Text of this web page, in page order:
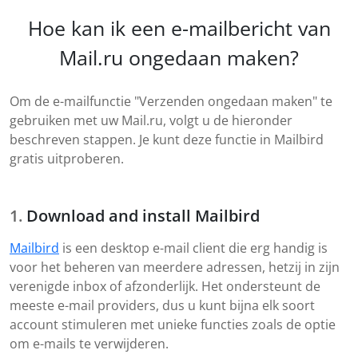
Hoe kan ik een e-mailbericht van
Mail.ru ongedaan maken?
Om de e-mailfunctie "Verzenden ongedaan maken" te
gebruiken met uw Mail.ru, volgt u de hieronder
beschreven stappen. Je kunt deze functie in Mailbird
gratis uitproberen.
Download and install Mailbird
Mailbird is een desktop e-mail client die erg handig is
voor het beheren van meerdere adressen, hetzij in zijn
verenigde inbox of afzonderlijk. Het ondersteunt de
meeste e-mail providers, dus u kunt bijna elk soort
account stimuleren met unieke functies zoals de optie
om e-mails te verwijderen.